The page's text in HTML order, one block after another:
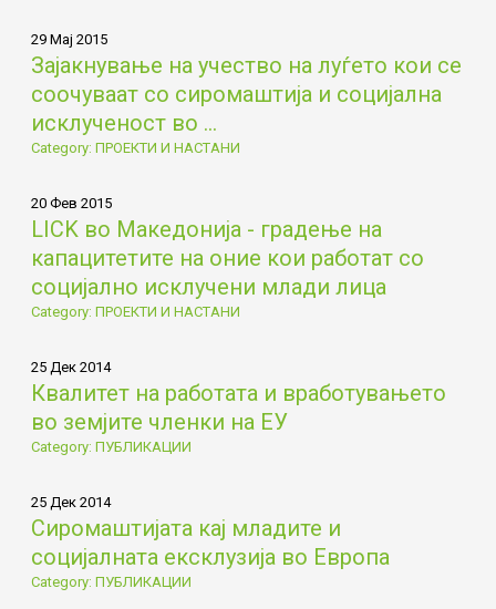
29 Мај 2015
Зајакнување на учество на луѓето кои се
соочуваат со сиромаштија и социјална
исклученост во ...
Category: ПРОЕКТИ И НАСТАНИ
20 Фев 2015
LICK во Македонија - градење на
капацитетите на оние кои работат со
социјално исклучени млади лица
Category: ПРОЕКТИ И НАСТАНИ
25 Дек 2014
Квалитет на работата и вработувањето
во земјите членки на ЕУ
Category: ПУБЛИКАЦИИ
25 Дек 2014
Сиромаштијата кај младите и
социјалната ексклузија во Европа
Category: ПУБЛИКАЦИИ